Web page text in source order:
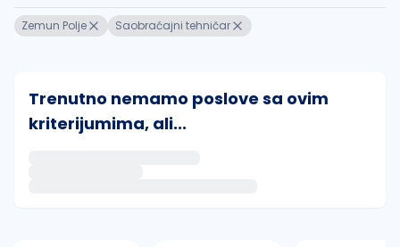
Zemun Polje Saobraćajni tehničar
Trenutno nemamo poslove sa ovim
kriterijumima, ali...